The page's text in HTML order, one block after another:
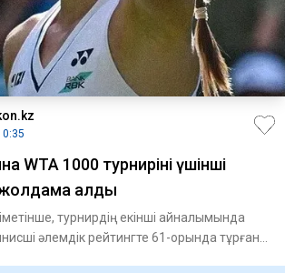
WTA 1000 турнирінің үшінші
алды
турнирдің екінші айналымында
әлемдік рейтингте 61-орында тұрған